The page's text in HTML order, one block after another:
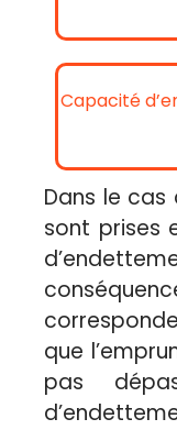
Capacité
Dans le cas
sont prises
que
pas